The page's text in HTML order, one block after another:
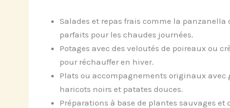
Salades et repas frais comme la panzanella
parfaits pour les chaudes journées.
Potages avec des veloutés de poireaux ou
pour réchauffer en hiver.
Plats ou accompagnements originaux
haricots noirs et patates douces.
Préparations à base de plantes sauvages